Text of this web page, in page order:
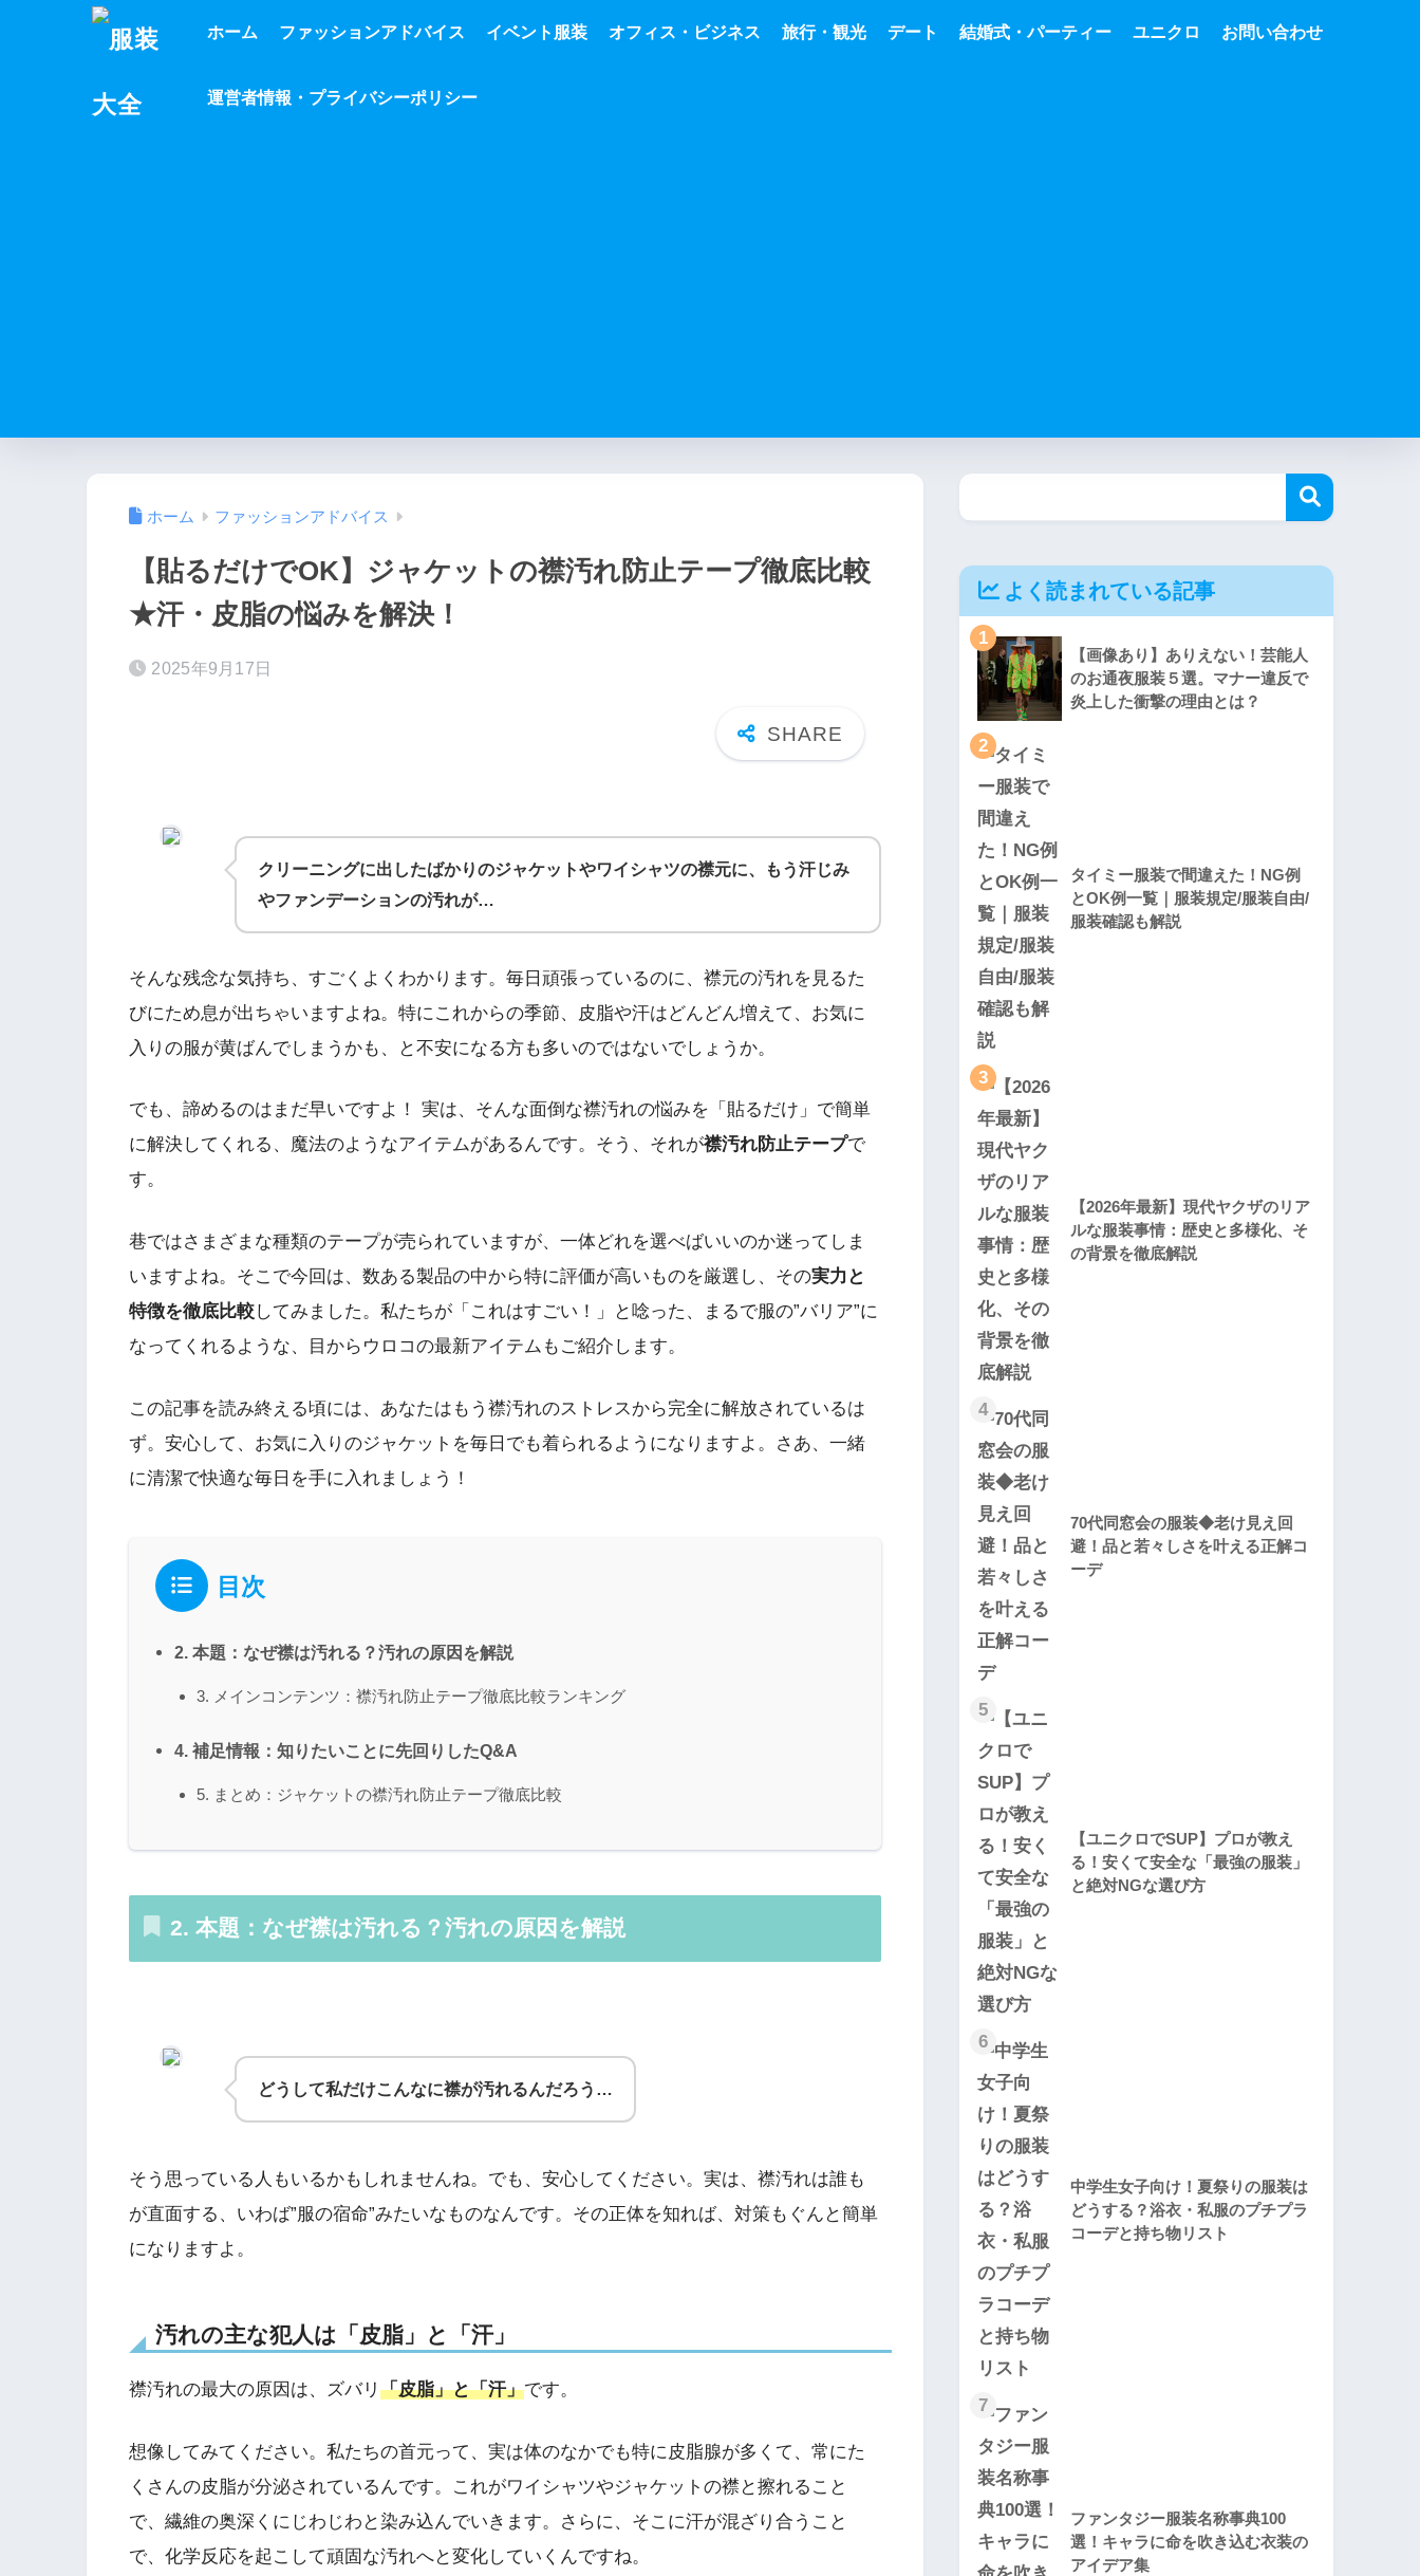
ホーム ファッションアドバイス イベント服装 オフィス・ビジネス 旅行・観光 デート 結婚式・パーティー ユニクロ お問い合わせ
運営者情報・プライバシーポリシー
ホーム ファッションアドバイス
【貼るだけでOK】ジャケットの襟汚れ防止テープ徹底比較
★汗・皮脂の悩みを解決！
2025年9月17日
クリーニングに出したばかりのジャケットやワイシャツの襟元に、もう汗じみ
やファンデーションの汚れが…
そんな残念な気持ち、すごくよくわかります。毎日頑張っているのに、襟元の汚れを見るた
びにため息が出ちゃいますよね。特にこれからの季節、皮脂や汗はどんどん増えて、お気に
入りの服が黄ばんでしまうかも、と不安になる方も多いのではないでしょうか。
でも、諦めるのはまだ早いですよ！ 実は、そんな面倒な襟汚れの悩みを「貼るだけ」で簡単
に解決してくれる、魔法のようなアイテムがあるんです。そう、それが襟汚れ防止テープで
す。
巷ではさまざまな種類のテープが売られていますが、一体どれを選べばいいのか迷ってしま
いますよね。そこで今回は、数ある製品の中から特に評価が高いものを厳選し、その実力と
特徴を徹底比較してみました。私たちが「これはすごい！」と唸った、まるで服の”バリア”に
なってくれるような、目からウロコの最新アイテムもご紹介します。
この記事を読み終える頃には、あなたはもう襟汚れのストレスから完全に解放されているは
ず。安心して、お気に入りのジャケットを毎日でも着られるようになりますよ。さあ、一緒
に清潔で快適な毎日を手に入れましょう！
目次
2. 本題：なぜ襟は汚れる？汚れの原因を解説
3. メインコンテンツ：襟汚れ防止テープ徹底比較ランキング
4. 補足情報：知りたいことに先回りしたQ&A
5. まとめ：ジャケットの襟汚れ防止テープ徹底比較
2. 本題：なぜ襟は汚れる？汚れの原因を解説
どうして私だけこんなに襟が汚れるんだろう…
そう思っている人もいるかもしれませんね。でも、安心してください。実は、襟汚れは誰も
が直面する、いわば”服の宿命”みたいなものなんです。その正体を知れば、対策もぐんと簡単
になりますよ。
汚れの主な犯人は「皮脂」と「汗」
襟汚れの最大の原因は、ズバリ 「皮脂」と「汗」です。
想像してみてください。私たちの首元って、実は体のなかでも特に皮脂腺が多くて、常にた
くさんの皮脂が分泌されているんです。これがワイシャツやジャケットの襟と擦れること
で、繊維の奥深くにじわじわと染み込んでいきます。さらに、そこに汗が混ざり合うこと
で、化学反応を起こして頑固な汚れへと変化していくんですね。
よく読まれている記事
1
【画像あり】ありえない！芸能人
のお通夜服装５選。マナー違反で
炎上した衝撃の理由とは？
2
タイミー服装で間違えた！NG例
とOK例一覧｜服装規定/服装自由/
服装確認も解説
3
【2026年最新】現代ヤクザのリア
ルな服装事情：歴史と多様化、そ
の背景を徹底解説
4
70代同窓会の服装◆老け見え回
避！品と若々しさを叶える正解コ
ーデ
5
【ユニクロでSUP】プロが教え
る！安くて安全な「最強の服装」
と絶対NGな選び方
6
中学生女子向け！夏祭りの服装は
どうする？浴衣・私服のプチプラ
コーデと持ち物リスト
7
ファンタジー服装名称事典100
選！キャラに命を吹き込む衣装の
アイデア集